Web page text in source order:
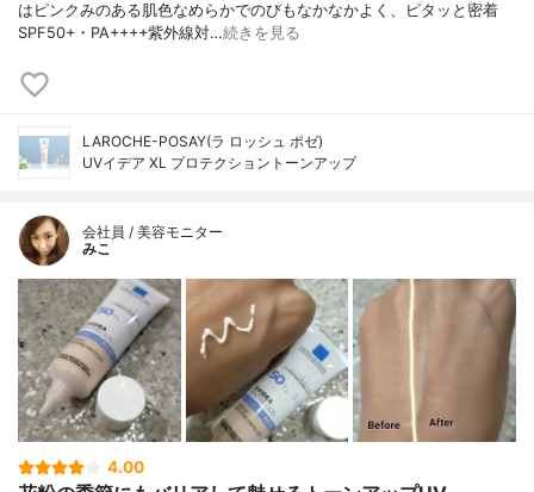
はピンクみのある肌色なめらかでのびもなかなかよく、ピタッと密着
SPF50+・PA++++紫外線対…続きを見る
LAROCHE-POSAY(ラ ロッシュ ポゼ)
UVイデア XL プロテクショントーンアップ
会社員 / 美容モニター
みこ
4.00